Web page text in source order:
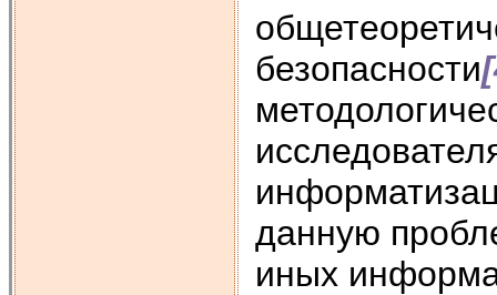
безопасности
данную
иных